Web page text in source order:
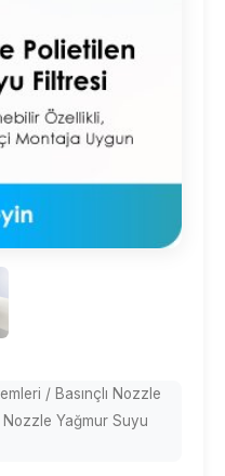
/ Basınçlı Nozzle
Nozzle Yağmur Suyu